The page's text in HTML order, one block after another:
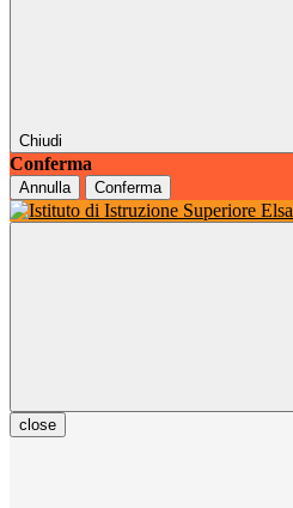
Chiudi
Conferma
Annulla Conferma
close